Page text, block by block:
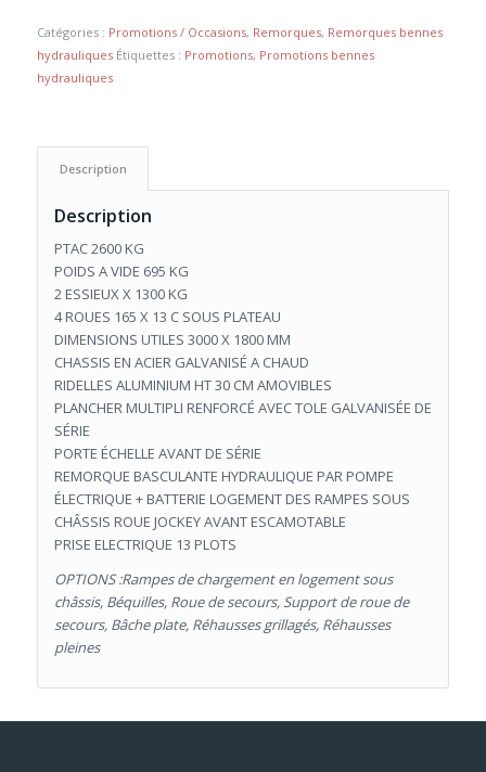
5990,00 €.
5890,00 €.
Catégories : Promotions / Occasions, Remorques, Remorques bennes
hydrauliques Étiquettes : Promotions, Promotions bennes
hydrauliques
Description
Description
PTAC 2600 KG
POIDS A VIDE 695 KG
2 ESSIEUX X 1300 KG
4 ROUES 165 X 13 C SOUS PLATEAU
DIMENSIONS UTILES 3000 X 1800 MM
CHASSIS EN ACIER GALVANISÉ A CHAUD
RIDELLES ALUMINIUM HT 30 CM AMOVIBLES
PLANCHER MULTIPLI RENFORCÉ AVEC TOLE GALVANISÉE DE
SÉRIE
PORTE ÉCHELLE AVANT DE SÉRIE
REMORQUE BASCULANTE HYDRAULIQUE PAR POMPE
ÉLECTRIQUE + BATTERIE LOGEMENT DES RAMPES SOUS
CHÂSSIS ROUE JOCKEY AVANT ESCAMOTABLE
PRISE ELECTRIQUE 13 PLOTS
OPTIONS :Rampes de chargement en logement sous
châssis, Béquilles, Roue de secours, Support de roue de
secours, Bâche plate, Réhausses grillagés, Réhausses
pleines